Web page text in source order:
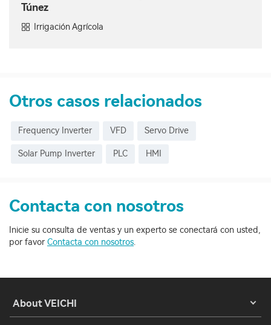
Túnez
Irrigación Agrícola
Otros casos relacionados
Frequency Inverter VFD Servo Drive
Solar Pump Inverter PLC HMI
Contacta con nosotros
Inicie su consulta de ventas y un experto se conectará con usted,
por favor Contacta con nosotros.
About VEICHI